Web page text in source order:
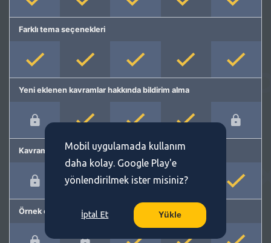
Farklı tema seçenekleri
Yeni eklenen kavramlar hakkında bildirim alma
Kavram önerme
Örnek cümleler
Mobil uygulamada kullanım
daha kolay. Google Play'e
yönlendirilmek ister misiniz?
İptal Et Yükle